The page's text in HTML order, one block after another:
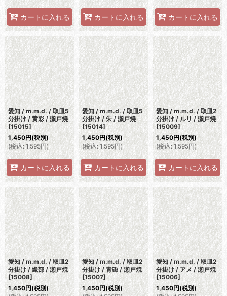
カートに入れる カートに入れる カートに入れる
愛知 / m.m.d. / 取皿5
分掛け / 黄彩 / 瀬戸焼
[15015]
1,450円(税別)
(税込 : 1,595円)
カートに入れる
愛知 / m.m.d. / 取皿5
分掛け / 朱 / 瀬戸焼
[15014]
1,450円(税別)
(税込 : 1,595円)
カートに入れる
愛知 / m.m.d. / 取皿2
分掛け / ルリ / 瀬戸焼
[15009]
1,450円(税別)
(税込 : 1,595円)
カートに入れる
愛知 / m.m.d. / 取皿2
分掛け / 織部 / 瀬戸焼
[15008]
1,450円(税別)
愛知 / m.m.d. / 取皿2
分掛け / 青磁 / 瀬戸焼
[15007]
1,450円(税別)
愛知 / m.m.d. / 取皿2
分掛け / アメ / 瀬戸焼
[15006]
1,450円(税別)